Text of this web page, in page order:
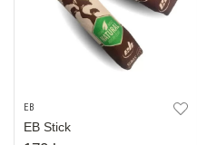
EB
EB Stick